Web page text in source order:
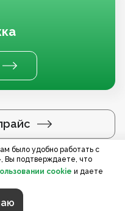
было удобно работать с
Вы подтверждаете, что
cookie и даете